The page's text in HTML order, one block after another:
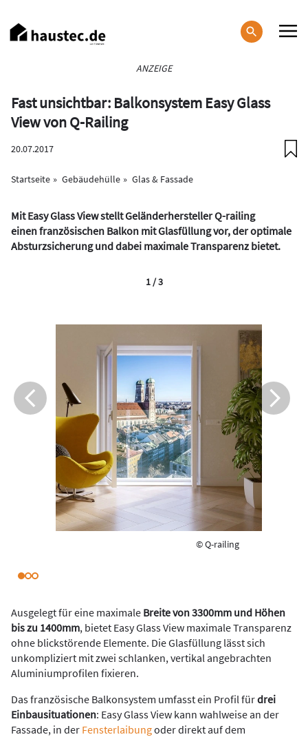
zum
Inhalt
ANZEIGE
Fast unsichtbar: Balkonsystem Easy Glass
View von Q-Railing
20.07.2017
Startseite Gebäudehülle Glas & Fassade
Mit Easy Glass View stellt Geländerhersteller Q-railing
einen französischen Balkon mit Glasfüllung vor, der optimale
Absturzsicherung und dabei maximale Transparenz bietet.
© Q-railing
1 / 3
Ausgelegt für eine maximale Breite von 3300mm und Höhen
bis zu 1400mm, bietet Easy Glass View maximale Transparenz
ohne blickstörende Elemente. Die Glasfüllung lässt sich
unkompliziert mit zwei schlanken, vertikal angebrachten
Aluminiumprofilen fixieren.
Das französische Balkonsystem umfasst ein Profil fürdrei
Einbausituationen: Easy Glass View kann wahlweise an der
Fassade, in der Fensterlaibungoder direkt auf dem